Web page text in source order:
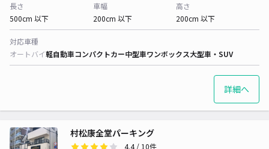
長さ
500cm 以下
車幅
200cm 以下
高さ
200cm 以下
対応車種
オートバイ軽自動車コンパクトカー中型車ワンボックス大型車・SUV
詳細へ
村松康全堂パーキング
4.4/ 10件